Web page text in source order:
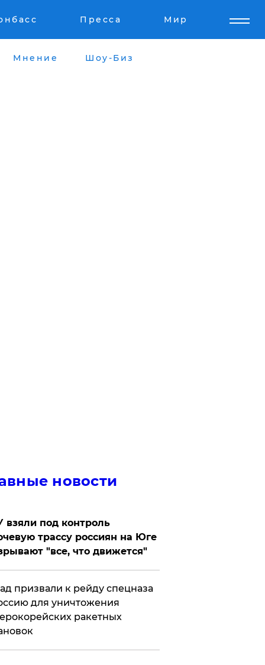
Пресса Мир
Мнение Шоу-Биз
новости
взяли под контроль
трассу россиян на Юге
"все, что движется"
призвали к рейду спецназа
для уничтожения
ракетных